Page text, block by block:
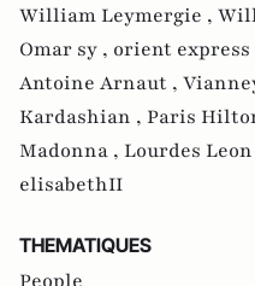
William Leymergie ,
Omar sy , orient express
Antoine Arnaut ,
Kardashian , Paris
Madonna , Lourdes
elisabethII
THEMATIQUES